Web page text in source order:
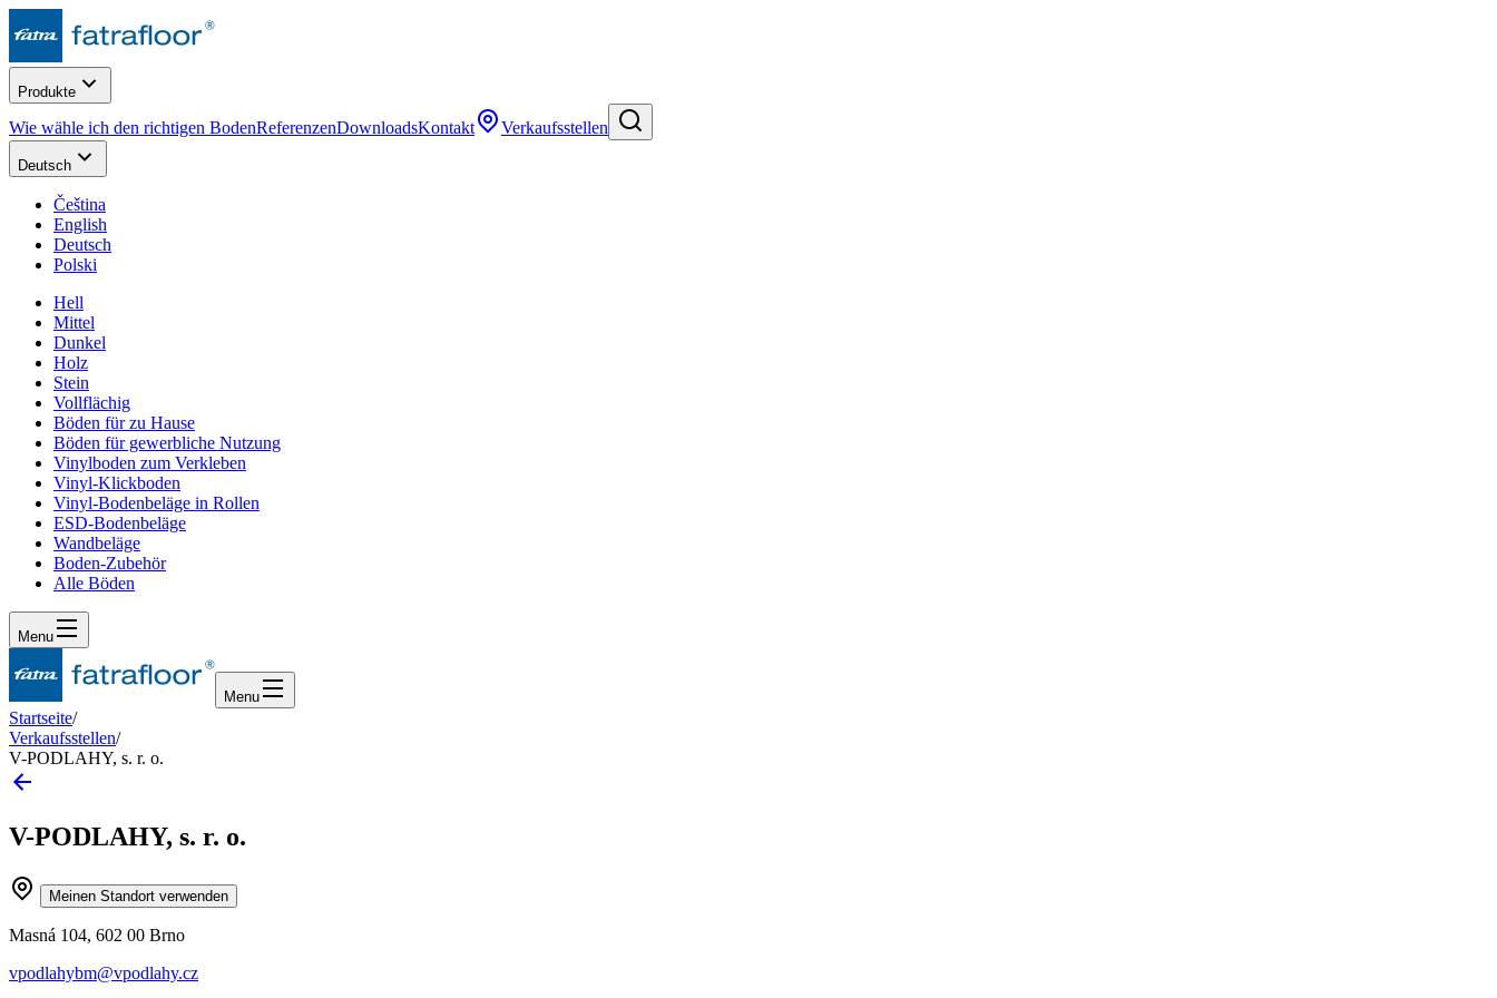
Produkte
Wie wähle ich den richtigen BodenReferenzenDownloadsKontakt Verkaufsstellen
Deutsch
Čeština
English
Deutsch
Polski
Hell
Mittel
Dunkel
Holz
Stein
Vollflächig
Böden für zu Hause
Böden für gewerbliche Nutzung
Vinylboden zum Verkleben
Vinyl-Klickboden
Vinyl-Bodenbeläge in Rollen
ESD-Bodenbeläge
Wandbeläge
Boden-Zubehör
Alle Böden
Menu
Menu
Startseite/
Verkaufsstellen/
V-PODLAHY, s. r. o.
V-PODLAHY, s. r. o.
Meinen Standort verwenden
Masná 104, 602 00 Brno
vpodlahybm@vpodlahy.cz